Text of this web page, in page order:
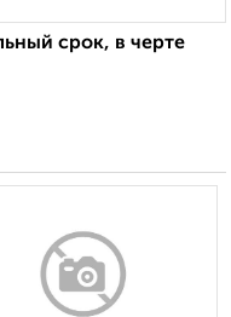
срок, в черте